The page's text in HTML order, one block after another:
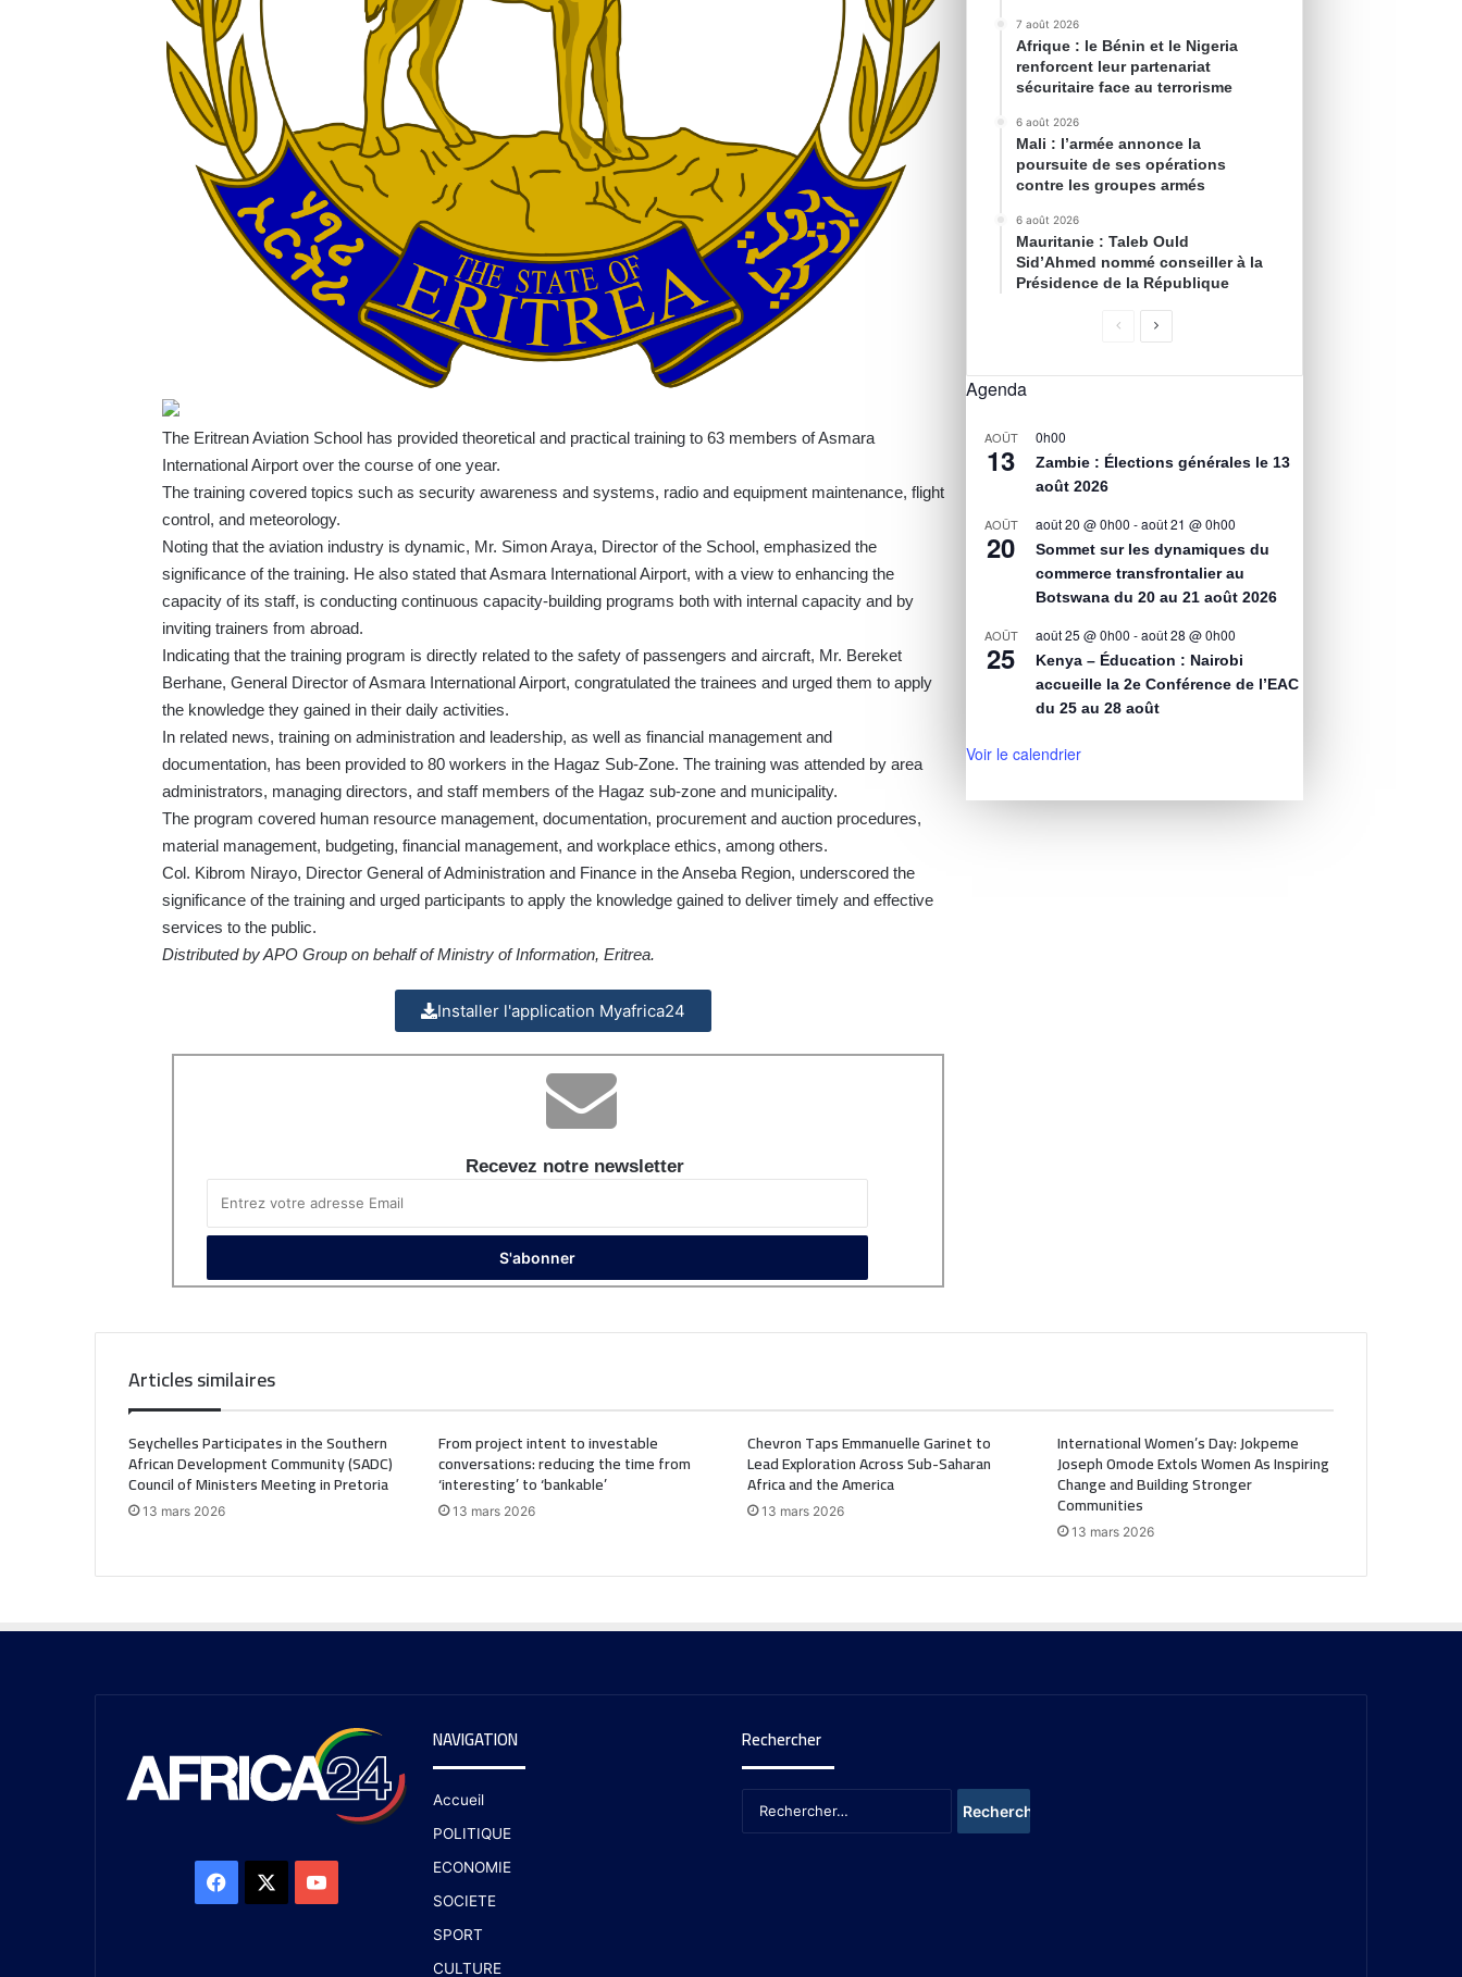
The Eritrean Aviation School has provided theoretical and practical training to 63 members of Asmara
International Airport over the course of one year.
The training covered topics such as security awareness and systems, radio and equipment maintenance, flight
control, and meteorology.
Noting that the aviation industry is dynamic, Mr. Simon Araya, Director of the School, emphasized the
significance of the training. He also stated that Asmara International Airport, with a view to enhancing the
capacity of its staff, is conducting continuous capacity-building programs both with internal capacity and by
inviting trainers from abroad.
Indicating that the training program is directly related to the safety of passengers and aircraft, Mr. Bereket
Berhane, General Director of Asmara International Airport, congratulated the trainees and urged them to apply
the knowledge they gained in their daily activities.
In related news, training on administration and leadership, as well as financial management and
documentation, has been provided to 80 workers in the Hagaz Sub-Zone. The training was attended by area
administrators, managing directors, and staff members of the Hagaz sub-zone and municipality.
The program covered human resource management, documentation, procurement and auction procedures,
material management, budgeting, financial management, and workplace ethics, among others.
Col. Kibrom Nirayo, Director General of Administration and Finance in the Anseba Region, underscored the
significance of the training and urged participants to apply the knowledge gained to deliver timely and effective
services to the public.
Distributed by APO Group on behalf of Ministry of Information, Eritrea.
Installer l'application Myafrica24
Recevez notre newsletter
7 août 2026
Afrique : le Bénin et le Nigeria
renforcent leur partenariat
sécuritaire face au terrorisme
6 août 2026
Mali : l’armée annonce la
poursuite de ses opérations
contre les groupes armés
6 août 2026
Mauritanie : Taleb Ould
Sid’Ahmed nommé conseiller à la
Présidence de la République
Agenda
AOÛT
13
0h00
Zambie : Élections générales le 13
août 2026
AOÛT
20
août 20 @ 0h00 -août 21 @ 0h00
Sommet sur les dynamiques du
commerce transfrontalier au
Botswana du 20 au 21 août 2026
AOÛT
25
août 25 @ 0h00 -août 28 @ 0h00
Kenya – Éducation : Nairobi
accueille la 2e Conférence de l’EAC
du 25 au 28 août
Voir le calendrier
Articles similaires
Seychelles Participates in the Southern
African Development Community (SADC)
Council of Ministers Meeting in Pretoria
13 mars 2026
From project intent to investable
conversations: reducing the time from
‘interesting’ to ‘bankable’
13 mars 2026
Chevron Taps Emmanuelle Garinet to
Lead Exploration Across Sub-Saharan
Africa and the America
13 mars 2026
International Women’s Day: Jokpeme
Joseph Omode Extols Women As Inspiring
Change and Building Stronger
Communities
13 mars 2026
NAVIGATION
Accueil
POLITIQUE
ECONOMIE
SOCIETE
SPORT
CULTURE
Rechercher